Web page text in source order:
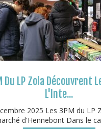
Du LP Zola Découvrent
L'Inte...
2025 Les 3PM du LP
d'Hennebont Dans le